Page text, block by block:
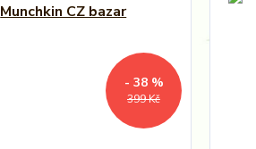
399 Kč
- 38 %